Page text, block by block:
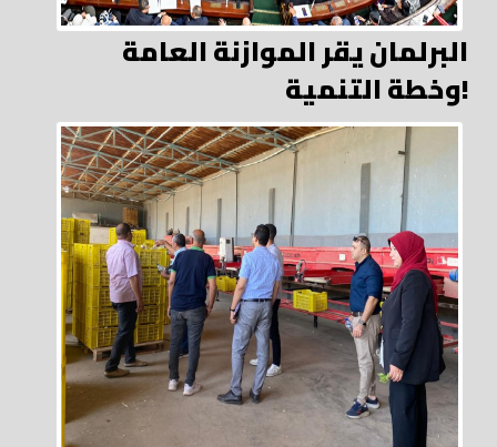
البرلمان يقر الموازنة العامة
وخطة التنمية!